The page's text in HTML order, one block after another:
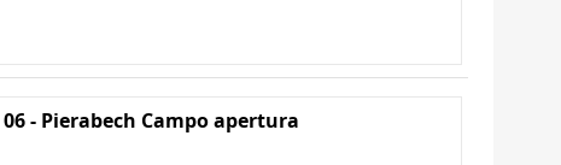
06 - Pierabech Campo apertura